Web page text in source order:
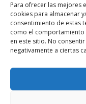
Para ofrecer las mejores
cookies para almacenar
consentimiento de estas
como el comportamiento
en este sitio. No
negativamente a ciertas
3 de noviembre de